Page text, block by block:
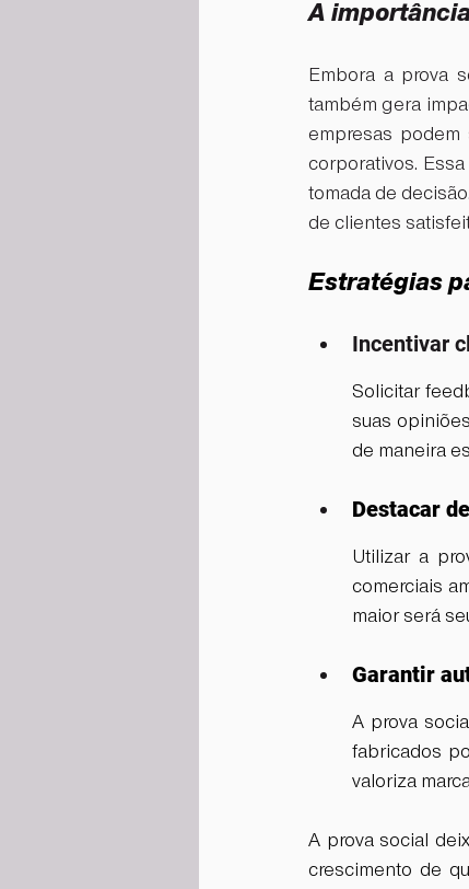
A
Embora a prova
também gera
empresas
corporativos.
tomada de
de clientes
Estratégias
Incentivar
Solicitar
suas
de maneira
Destacar
Utilizar a
comerciais
maior será
Garantir
A prova
fabricados
valoriza
A prova social
crescimento de